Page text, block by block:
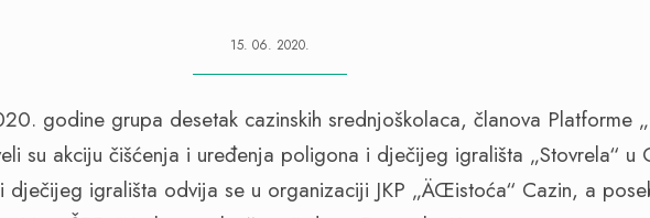
15. 06. 2020.
godine grupa desetak cazinskih srednjoškolaca, članova Platforme
su akciju čišćenja i uređenja poligona i dječijeg igrališta „Stovrela“ u
dječijeg igrališta odvija se u organizaciji JKP „ÄŒistoća“ Cazin, a